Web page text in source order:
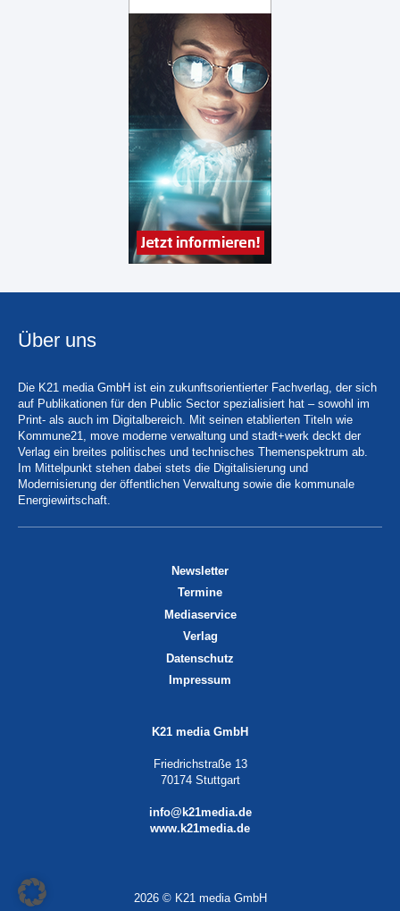
Über uns
Die K21 media GmbH ist ein zukunftsorientierter Fachverlag, der sich
auf Publikationen für den Public Sector spezialisiert hat – sowohl im
Print- als auch im Digitalbereich. Mit seinen etablierten Titeln wie
Kommune21, move moderne verwaltung und stadt+werk deckt der
Verlag ein breites politisches und technisches Themenspektrum ab.
Im Mittelpunkt stehen dabei stets die Digitalisierung und
Modernisierung der öffentlichen Verwaltung sowie die kommunale
Energiewirtschaft.
Newsletter
Termine
Mediaservice
Verlag
Datenschutz
Impressum
K21 media GmbH
Friedrichstraße 13
70174 Stuttgart
info@k21media.de
www.k21media.de
2026 © K21 media GmbH